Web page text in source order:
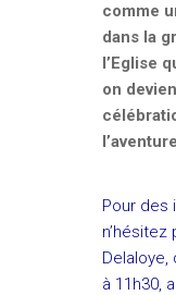
comme
dans la
l’Eglise
on
Pour des
Delaloye,
à 11h30,